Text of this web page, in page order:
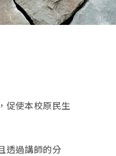
促使本校原民生
透過講師的分